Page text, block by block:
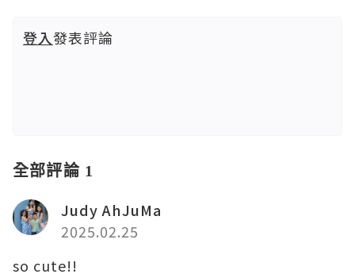
登入發表評論
全部評論 1
Judy AhJuMa
2025.02.25
so cute!!